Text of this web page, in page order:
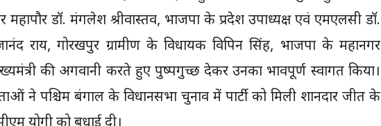
महापौर डॉ. मंगलेश श्रीवास्तव, भाजपा के प्रदेश उपाध्यक्ष एवं एमएलसी डॉ.
राय, गोरखपुर ग्रामीण के विधायक विपिन सिंह, भाजपा के महानगर
की अगवानी करते हुए पुष्पगुच्छ देकर उनका भावपूर्ण स्वागत किया।
ने पश्चिम बंगाल के विधानसभा चुनाव में पार्टी को मिली शानदार जीत के